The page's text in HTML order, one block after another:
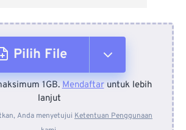
Pilih File
Dari Perangkat
1GB.Mendaftaruntuk lebih
lanjut
Anda menyetujui Ketentuan Penggunaan